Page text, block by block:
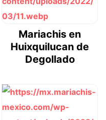
Mariachis en
Huixquilucan de
Degollado